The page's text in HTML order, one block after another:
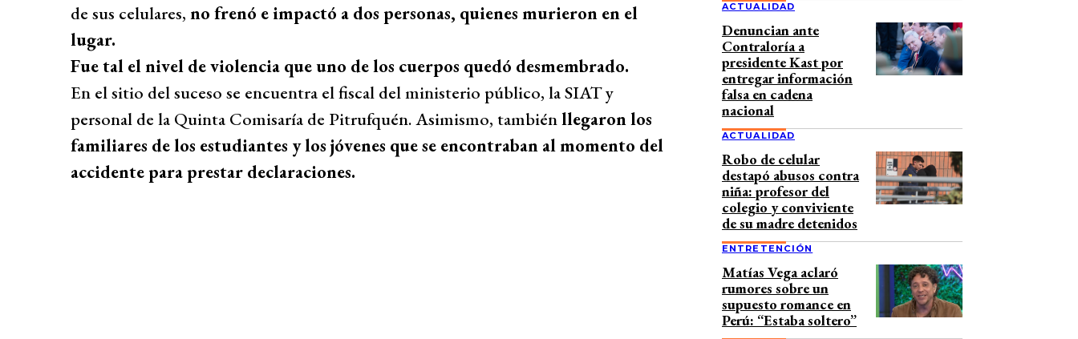
de sus celulares, no frenó e impactó a dos personas, quienes murieron en el
lugar.
Fue tal el nivel de violencia que uno de los cuerpos quedó desmembrado.
En el sitio del suceso se encuentra el fiscal del ministerio público, la SIAT y
personal de la Quinta Comisaría de Pitrufquén. Asimismo, tambiénllegaron los
familiares de los estudiantes y los jóvenes que se encontraban al momento del
accidente para prestar declaraciones.
ACTUALIDAD
Denuncian ante
Contraloría a
presidente Kast por
entregar información
falsa en cadena
nacional
ACTUALIDAD
Robo de celular
destapó abusos contra
niña: profesor del
colegio y conviviente
de su madre detenidos
ENTRETENCIÓN
Matías Vega aclaró
rumores sobre un
supuesto romance en
Perú: “Estaba soltero”